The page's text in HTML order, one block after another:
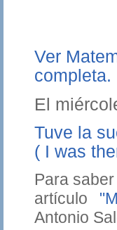
Ver
completa.
El
Tuve la
( I was
Para
artículo
Antonio